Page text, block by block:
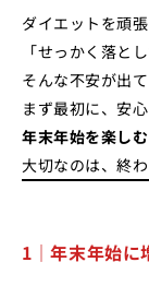
ダイエットを頑
「せっかく落と
そんな不安が出て
まず最初に、安
年末年始を楽し
大切なのは、終
1｜年末年始に